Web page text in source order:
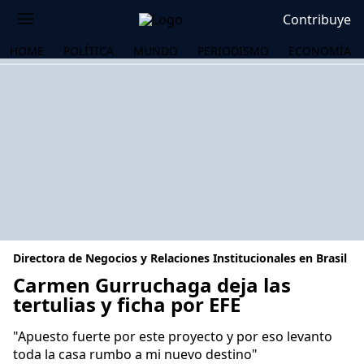
Contribuye
HOME POLÍTICA MUNDO PERIODISMO ECONOMÍA
Directora de Negocios y Relaciones Institucionales en Brasil
Carmen Gurruchaga deja las
tertulias y ficha por EFE
"Apuesto fuerte por este proyecto y por eso levanto
toda la casa rumbo a mi nuevo destino"